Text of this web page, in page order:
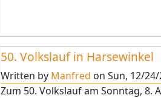
50. Volkslauf in Harsewinkel
Written by Manfred on Sun, 12/
Zum 50. Volkslauf am Sonntag, 8.